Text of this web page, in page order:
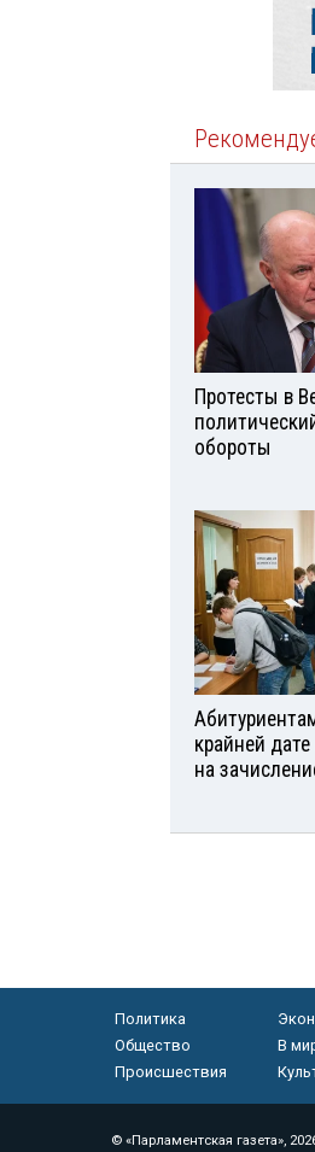
Протесты в
обороты
крайней
на
Политика
Общество
В
Происшествия
© «Парламентская газета»,